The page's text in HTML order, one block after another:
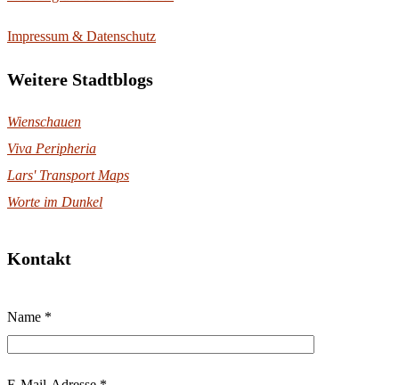
Impressum & Datenschutz
Weitere Stadtblogs
Wienschauen
Viva Peripheria
Lars' Transport Maps
Worte im Dunkel
Kontakt
t
Name *